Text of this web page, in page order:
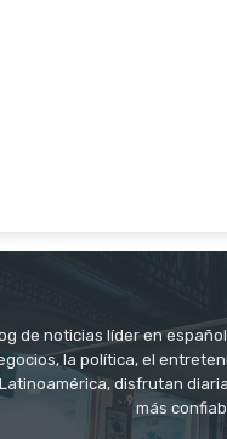
de noticias líder en
la política, el
disfrutan
más